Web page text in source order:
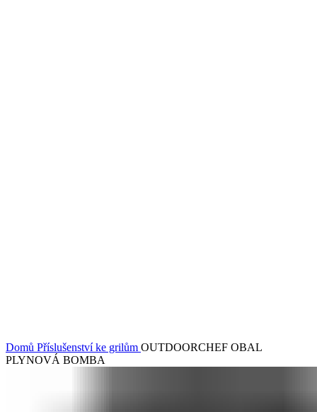
Domů Příslušenství ke grilům OUTDOORCHEF OBAL
PLYNOVÁ BOMBA